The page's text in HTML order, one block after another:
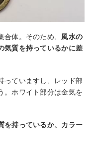
体。そのため、 風水の
気質を持っているかに差
っていますし、レッド部
。ホワイト部分は金気を
を持っているか、カラー